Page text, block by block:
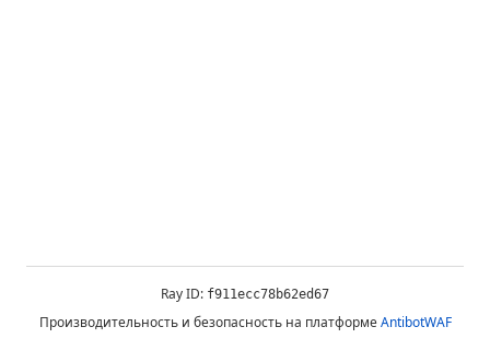
Ray ID: f911ecc78b62ed67
Производительность и безопасность на платформе AntibotWAF